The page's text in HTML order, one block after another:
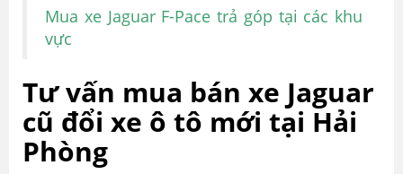
Mua xe Jaguar F-Pace trả góp tại các khu
vực
Tư vấn mua bán xe Jaguar
cũ đổi xe ô tô mới tại Hải
Phòng